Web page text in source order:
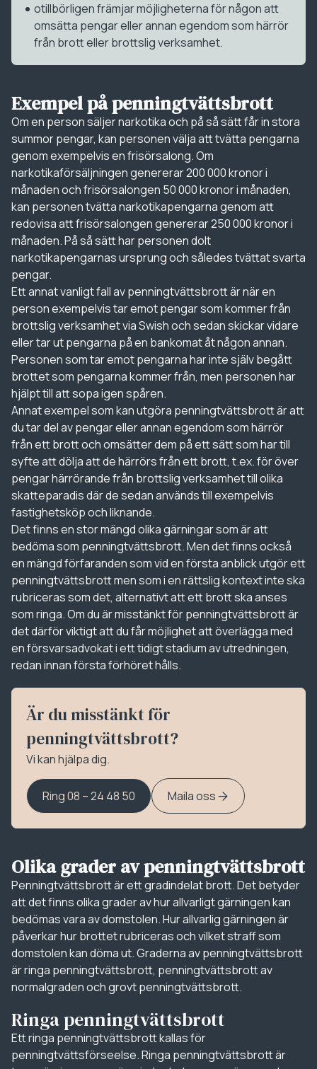
otillbörligen främjar möjligheterna för någon att
omsätta pengar eller annan egendom som härrör
från brott eller brottslig verksamhet.
Exempel på penningtvättsbrott
Om en person säljer narkotika och på så sätt får in stora
summor pengar, kan personen välja att tvätta pengarna
genom exempelvis en frisörsalong. Om
narkotikaförsäljningen genererar 200 000 kronor i
månaden och frisörsalongen 50 000 kronor i månaden,
kan personen tvätta narkotikapengarna genom att
redovisa att frisörsalongen genererar 250 000 kronor i
månaden. På så sätt har personen dolt
narkotikapengarnas ursprung och således tvättat svarta
pengar.
Ett annat vanligt fall av penningtvättsbrott är när en
person exempelvis tar emot pengar som kommer från
brottslig verksamhet via Swish och sedan skickar vidare
eller tar ut pengarna på en bankomat åt någon annan.
Personen som tar emot pengarna har inte själv begått
brottet som pengarna kommer från, men personen har
hjälpt till att sopa igen spåren.
Annat exempel som kan utgöra penningtvättsbrott är att
du tar del av pengar eller annan egendom som härrör
från ett brott och omsätter dem på ett sätt som har till
syfte att dölja att de härrörs från ett brott, t.ex. för över
pengar härrörande från brottslig verksamhet till olika
skatteparadis där de sedan används till exempelvis
fastighetsköp och liknande.
Det finns en stor mängd olika gärningar som är att
bedöma som penningtvättsbrott. Men det finns också
en mängd förfaranden som vid en första anblick utgör ett
penningtvättsbrott men som i en rättslig kontext inte ska
rubriceras som det, alternativt att ett brott ska anses
som ringa. Om du är misstänkt för penningtvättsbrott är
det därför viktigt att du får möjlighet att överlägga med
en försvarsadvokat i ett tidigt stadium av utredningen,
redan innan första förhöret hålls.
Är du misstänkt för
penningtvättsbrott?
Vi kan hjälpa dig.
Ring 08 – 24 48 50 Maila oss
Olika grader av penningtvättsbrott
Penningtvättsbrott är ett gradindelat brott. Det betyder
att det finns olika grader av hur allvarligt gärningen kan
bedömas vara av domstolen. Hur allvarlig gärningen är
påverkar hur brottet rubriceras och vilket straff som
domstolen kan döma ut. Graderna av penningtvättsbrott
är ringa penningtvättsbrott, penningtvättsbrott av
normalgraden och grovt penningtvättsbrott.
Ringa penningtvättsbrott
Ett ringa penningtvättsbrott kallas för
penningtvättsförseelse. Ringa penningtvättsbrott är